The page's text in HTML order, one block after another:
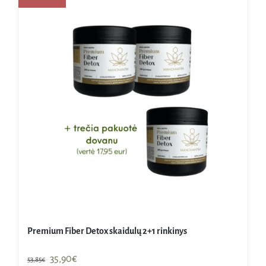
Premium Fiber Detox skaidulų 2+1 rinkinys
53,85€
Original
35,90€Current